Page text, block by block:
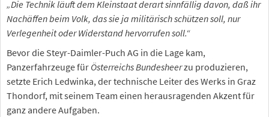
„Die Technik läuft dem Kleinstaat derart sinnfällig davon, daß ihr
Nachäffen beim Volk, das sie ja militärisch schützen soll, nur
Verlegenheit oder Widerstand hervorrufen soll.“
Bevor die Steyr-Daimler-Puch AG in die Lage kam,
Panzerfahrzeuge für Österreichs Bundesheerzu produzieren,
setzte Erich Ledwinka, der technische Leiter des Werks in Graz
Thondorf, mit seinem Team einen herausragenden Akzent für
ganz andere Aufgaben.